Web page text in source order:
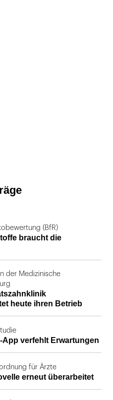
(BfR)
braucht die
der Medizinische
heute ihren Betrieb
App verfehlt Erwartungen
für Ärzte
erneut überarbeitet